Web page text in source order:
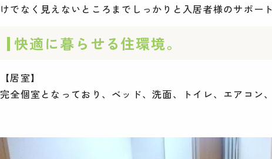
けでなく見えないところまでしっかりと入居者様のサポー
快適に暮らせる住環境。
【居室】
完全個室となっており、ベッド、洗面、トイレ、エアコ